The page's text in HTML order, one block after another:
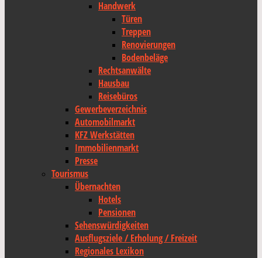
Handwerk
Türen
Treppen
Renovierungen
Bodenbeläge
Rechtsanwälte
Hausbau
Reisebüros
Gewerbeverzeichnis
Automobilmarkt
KFZ Werkstätten
Immobilienmarkt
Presse
Tourismus
Übernachten
Hotels
Pensionen
Sehenswürdigkeiten
Ausflugsziele / Erholung / Freizeit
Regionales Lexikon